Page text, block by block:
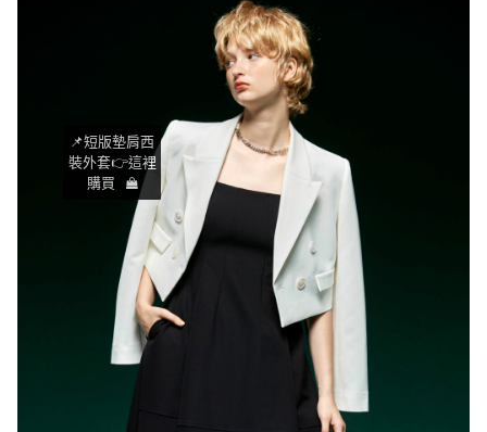
📌短版墊肩西
裝外套👉這裡
購買